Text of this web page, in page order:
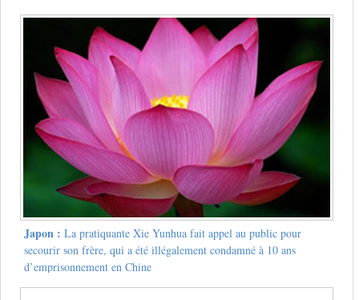
Japon : La pratiquante Xie Yunhua fait appel au public pour
secourir son frère, qui a été illégalement condamné à 10 ans
d’emprisonnement en Chine